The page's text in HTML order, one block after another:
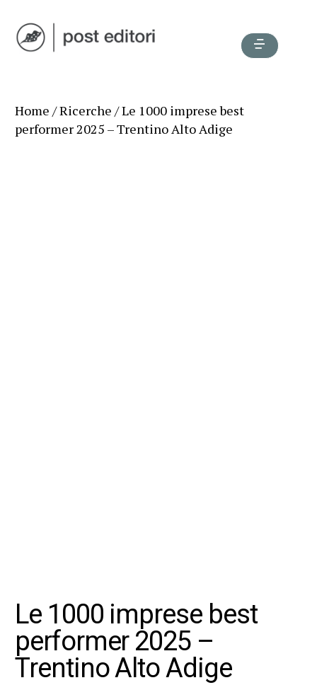
Home /Ricerche / Le 1000 imprese best
performer 2025 – Trentino Alto Adige
Le 1000 imprese best
performer 2025 –
Trentino Alto Adige